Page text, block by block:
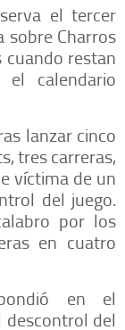
el tercer
sobre Charros
cuando restan
calendario
lanzar cinco
tres carreras,
víctima de un
del juego.
por los
en cuatro
en el
del